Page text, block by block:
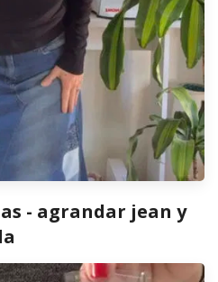
- agrandar jean y